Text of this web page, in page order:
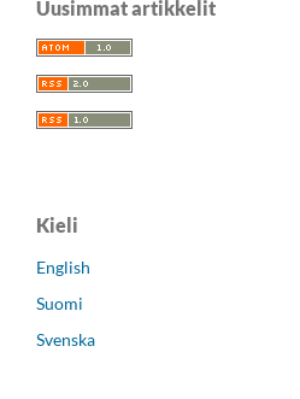
Uusimmat artikkelit
Kieli
English
Suomi
Svenska